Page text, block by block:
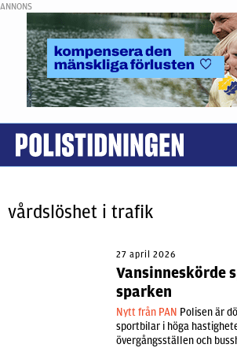
ANNONS
vårdslöshet i trafik
27 april 2026
Vansinneskörde
sparken
Nytt från PAN Polisen är
sportbilar i höga
övergångsställen och